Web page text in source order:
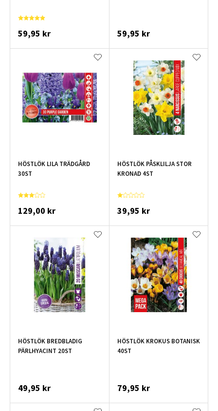
59,95 kr 59,95 kr
HÖSTLÖK LILA TRÄDGÅRD
30ST
129,00 kr
HÖSTLÖK PÅSKLILJA STOR
KRONAD 4ST
39,95 kr
HÖSTLÖK BREDBLADIG
PÄRLHYACINT 20ST
49,95 kr
HÖSTLÖK KROKUS BOTANISK
40ST
79,95 kr